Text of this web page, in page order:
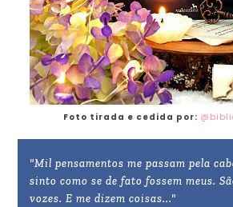
Foto tirada e cedida por:
"Mil pensamentos me passam pela
sinto como se de fato fossem meus.
vozes. E me dizem coisas..."